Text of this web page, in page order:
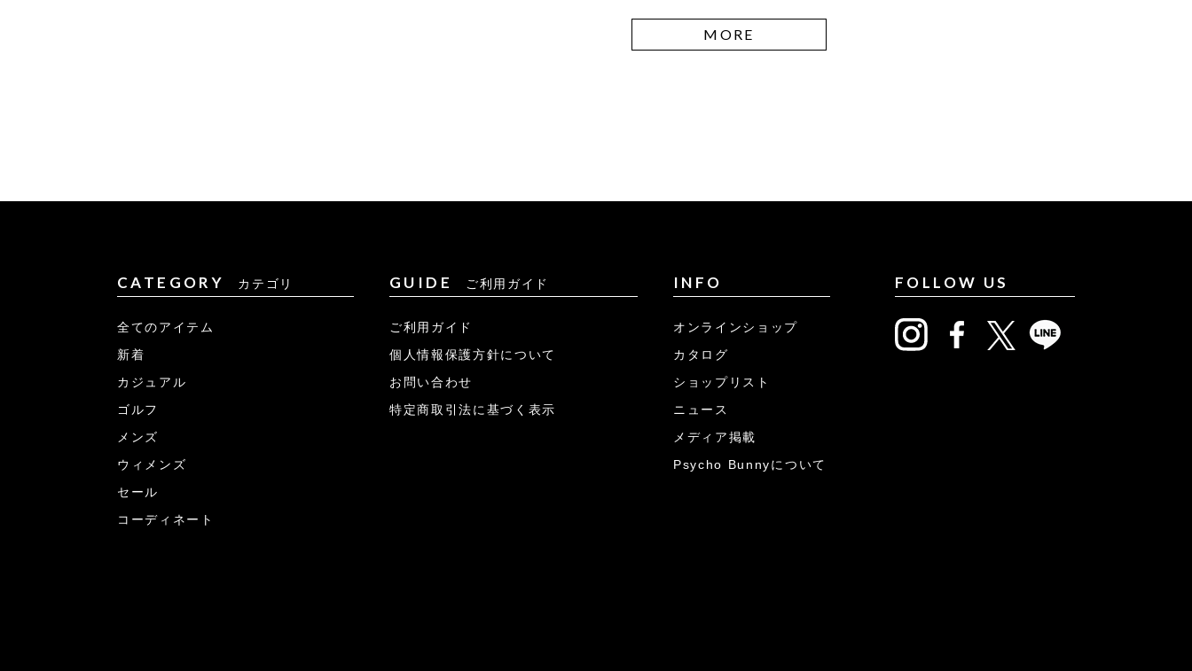
MORE
CATEGORY カテゴリ
全てのアイテム
新着
カジュアル
ゴルフ
メンズ
ウィメンズ
セール
コーディネート
GUIDE ご利用ガイド
ご利用ガイド
個人情報保護方針について
お問い合わせ
特定商取引法に基づく表示
INFO
オンラインショップ
カタログ
ショップリスト
ニュース
メディア掲載
Psycho Bunnyについて
FOLLOW US